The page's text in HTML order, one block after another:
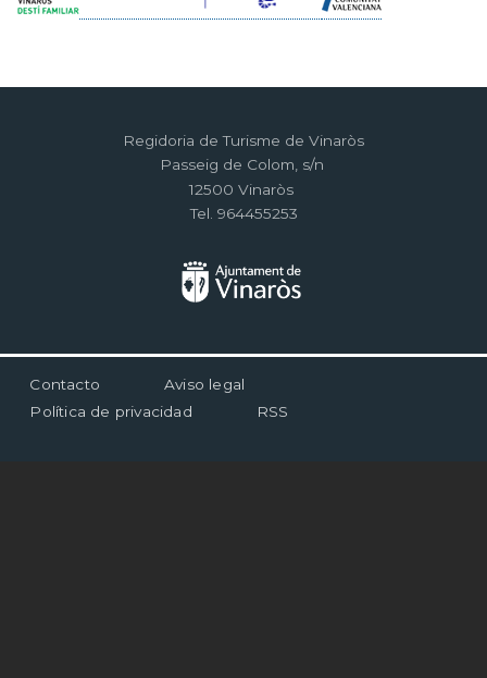
Regidoria de Turisme de Vinaròs
Passeig de Colom, s/n
12500 Vinaròs
Tel. 964455253
Menú
Contacto
Aviso legal
Política de privacidad
RSS